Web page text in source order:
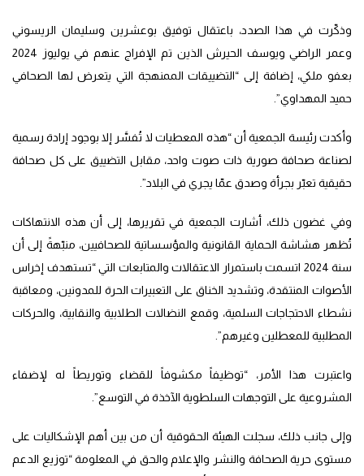
وذكّرت في هذا الصدد، باعتقال توفيق بوعشرين وسليمان الريسوني
وعمر الراضي ويوسف الحيرش الذين تم الإفراج عنهم في يوليوز 2024
بعفو ملكي، إضافة إلى “التضييقات الممنهجة التي يتعرض لها الصحافي
حميد المهداوي”.
وأكدت رئيسة الجمعية أن “هذه المعطيات لا تُفسَّر إلا بوجود إرادة رسمية
لصناعة صحافة صورية ذات صوت واحد، مقابل التضييق على كل صحافة
حقيقية تعبّر بجرأة وصدق عمّا يجري في البلاد”.
وفي غضون ذلك، أشارت الجمعية في تقريرها، إلى أن هذه الانتهاكات
تُظهر هشاشة الحماية القانونية والمؤسساتية للصحافيين، منبّهةً إلى أن
سنة 2024 اتسمت باستمرار الاعتقالات والمتابعات التي “تستهدف إخراس
الأصوات المنتقدة، وتشديد الخناق على التعبيرات الحرة للمدونين، ومعاقبة
نشطاء الاحتجاجات السلمية، وقمع النضالات الطلابية والنقابية، والحركات
المطلبية للمعطلين وغيرهم”.
واعتبرت هذا الأمر، “توظيفاً مكشوفاً للقضاء وتوريطاً له لإضفاء
المشروعية على التوجهات السلطوية الآخذة في التوسع”.
وإلى جانب ذلك، سجلت الهيئة الحقوقية أن من بين أهم الإشكاليات على
مستوى حرية الصحافة والنشر والإعلام والحق في المعلومة “توزيع الدعم